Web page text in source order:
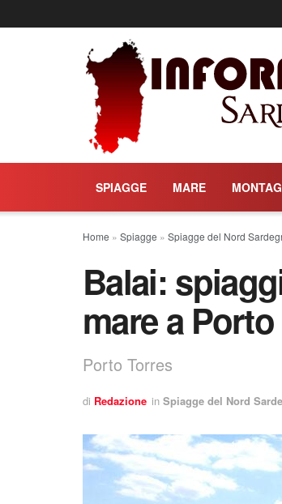
SPIAGGE MARE
Home » Spiagge » Spiagge del Nord
Balai:
mare a
Porto Torres
di Redazione in Spiagge del Nord